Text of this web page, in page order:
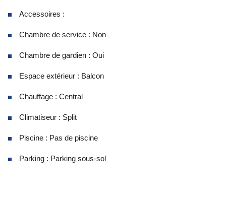
Accessoires :
Chambre de service : Non
Chambre de gardien : Oui
Espace extérieur : Balcon
Chauffage : Central
Climatiseur : Split
Piscine : Pas de piscine
Parking : Parking sous-sol